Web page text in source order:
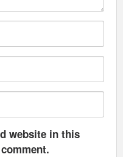
website in this